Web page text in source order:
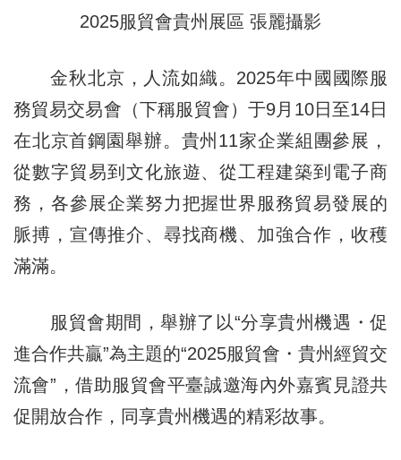
2025服貿會貴州展區 張麗攝影
金秋北京，人流如織。2025年中國國際服
務貿易交易會（下稱服貿會）于9月10日至14日
在北京首鋼園舉辦。貴州11家企業組團參展，
從數字貿易到文化旅遊、從工程建築到電子商
務，各參展企業努力把握世界服務貿易發展的
脈搏，宣傳推介、尋找商機、加強合作，收穫
滿滿。
服貿會期間，舉辦了以“分享貴州機遇・促
進合作共贏”為主題的“2025服貿會・貴州經貿交
流會”，借助服貿會平臺誠邀海內外嘉賓見證共
促開放合作，同享貴州機遇的精彩故事。